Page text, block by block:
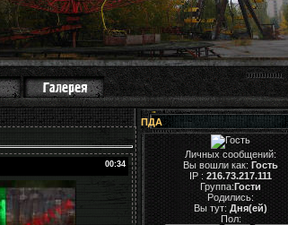
00:34
ПДА
Личных сообщений:
Вы вошли как: Гость
IP : 216.73.217.111
Группа:Гости
Родились:
Вы тут: Дня(ей)
Пол: